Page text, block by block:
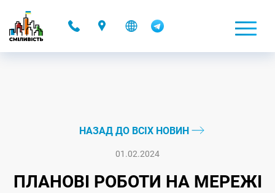
НАЗАД ДО ВСІХ НОВИН
01.02.2024
ПЛАНОВІ РОБОТИ НА МЕРЕЖІ